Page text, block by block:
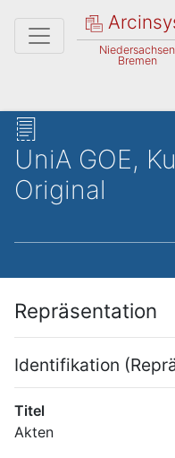
Niedersachsen
Bremen
UniA GOE,
Original
Repräsentation
Identifikation
Titel
Akten